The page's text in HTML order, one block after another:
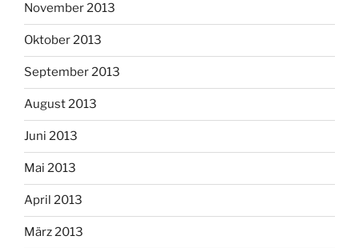
November 2013
Oktober 2013
September 2013
August 2013
Juni 2013
Mai 2013
April 2013
März 2013